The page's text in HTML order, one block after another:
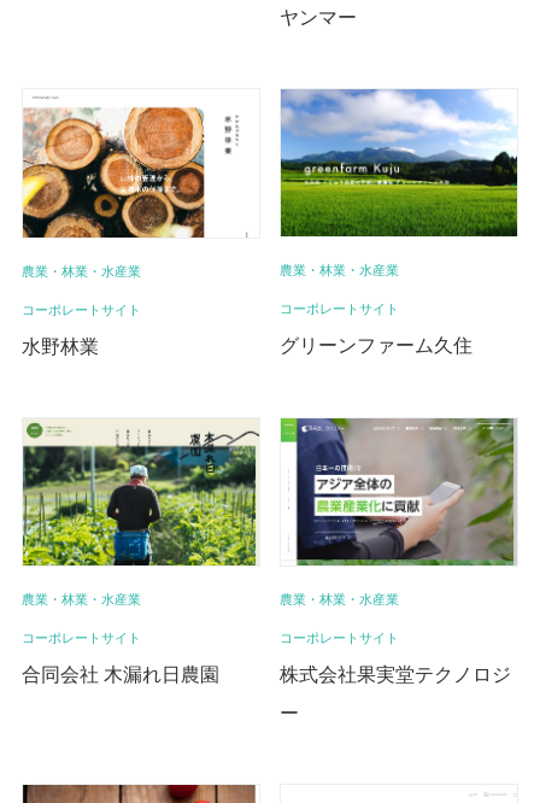
ヤンマー
農業・林業・水産業
コーポレートサイト
水野林業
農業・林業・水産業
コーポレートサイト
グリーンファーム久住
農業・林業・水産業
コーポレートサイト
合同会社 木漏れ日農園
農業・林業・水産業
コーポレートサイト
株式会社果実堂テクノロジ
ー